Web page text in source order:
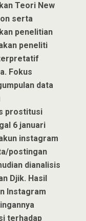
Teori New
serta
penelitian
peneliti
Fokus
data
prostitusi
6 januari
instagram
postingan
dianalisis
Djik. Hasil
Instagram
terhadap